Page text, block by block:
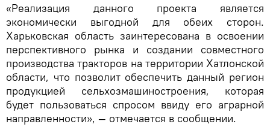
«Реализация данного проекта является
экономически выгодной для обеих сторон.
Харьковская область заинтересована в освоении
перспективного рынка и создании совместного
производства тракторов на территории Хатлонской
области, что позволит обеспечить данный регион
продукцией сельхозмашиностроения, которая
будет пользоваться спросом ввиду его аграрной
направленности», — отмечается в сообщении.